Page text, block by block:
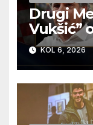
Drugi
Vukšić”
12.KOL 6, 2026